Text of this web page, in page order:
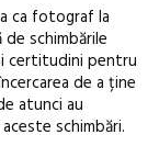
ca fotograf la
schimbările
certitudini pentru
de a ține
atunci au
schimbări.